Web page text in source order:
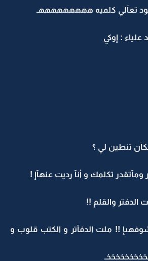
تعآلي كلميه هههههههههـ
علياء : إوكي
تنطين لي ؟
ومآتقدر تكلمك و أنآ رديت عنهآإ !
والقلم !!
!! ملت الدفآتر و الكتب قلوب و